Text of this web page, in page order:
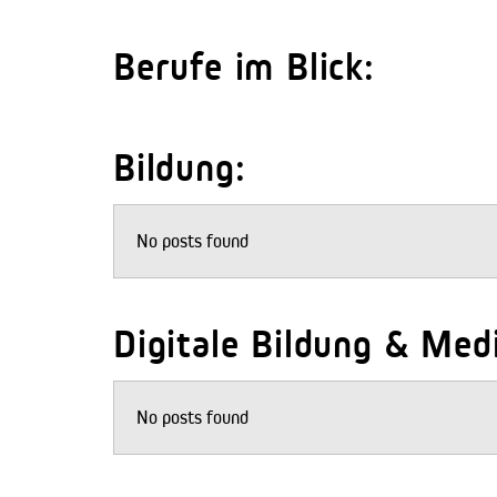
Berufe im Blick:
Bildung:
No posts found
Digitale Bildung &
No posts found